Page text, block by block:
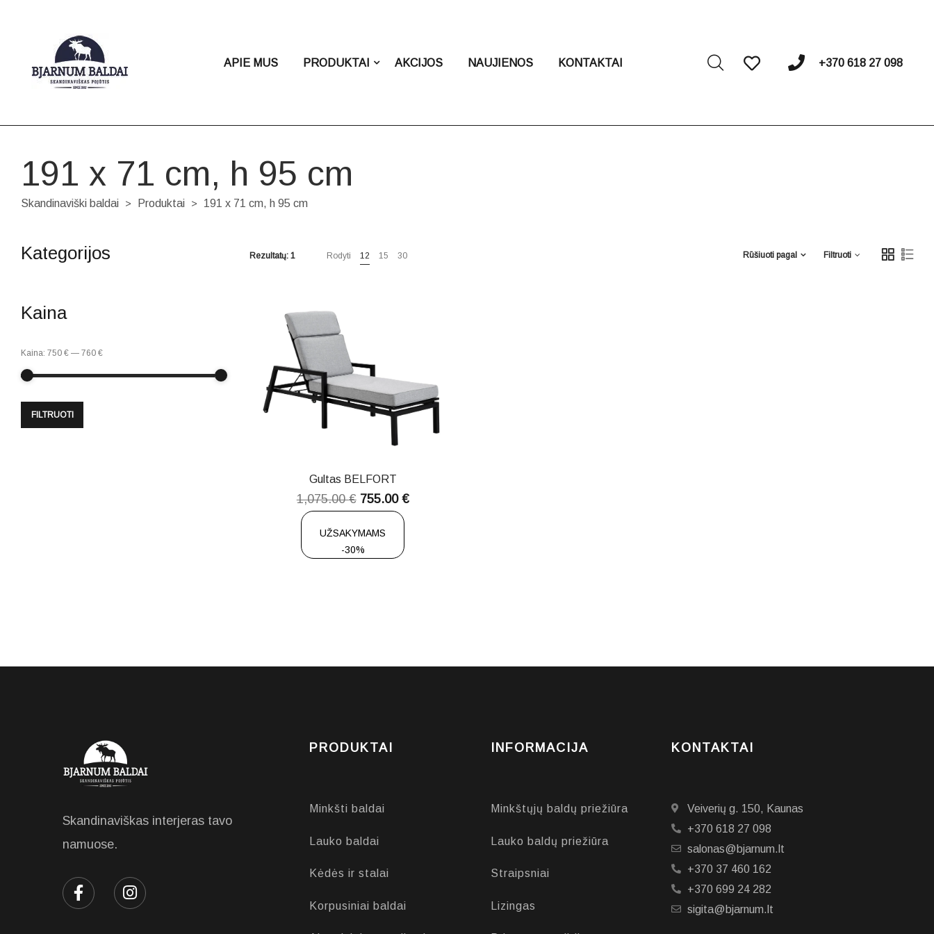
APIE MUS PRODUKTAI AKCIJOS NAUJIENOS KONTAKTAI +370 618 27 098
191 x 71 cm, h 95 cm
Skandinaviški baldai > Produktai > 191 x 71 cm, h 95 cm
Rezultatų: 1 Rodyti 12 15 30 Filtruoti
Rūšiuoti pagal
Gultas BELFORT
1,075.00€ 755.00 €
UŽSAKYMAMS
-30%
Kategorijos
Kaina
FILTRUOTI
Kaina: 750 € — 760 €
Skandinaviškas interjeras tavo
namuose.
PRODUKTAI
Minkšti baldai
Lauko baldai
Kėdės ir stalai
Korpusiniai baldai
INFORMACIJA
Minkštųjų baldų priežiūra
Lauko baldų priežiūra
Straipsniai
Lizingas
KONTAKTAI
Veiverių g. 150, Kaunas
+370 618 27 098
salonas@bjarnum.lt
+370 37 460 162
+370 699 24 282
sigita@bjarnum.lt